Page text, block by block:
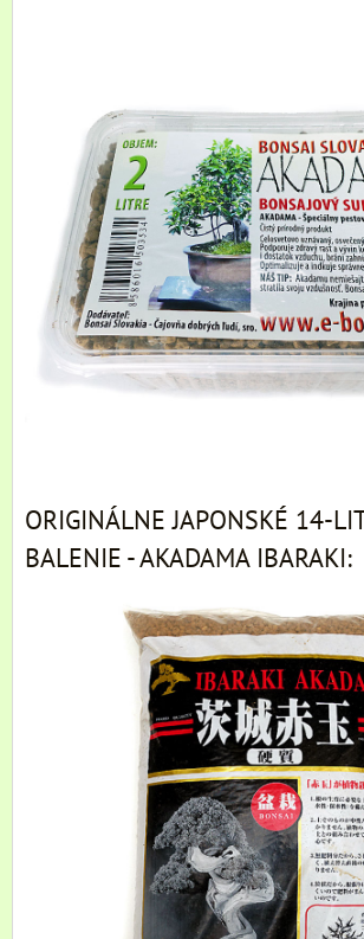
ORIGINÁLNE JAPONSKÉ 14-
BALENIE - AKADAMA IBARAKI: